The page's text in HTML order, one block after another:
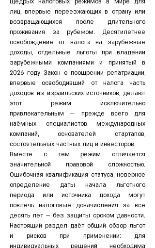
лиц, впервые переезжающих в страну или
возвращающихся после длительного
проживания за рубежом. Десятилетнее
освобождение от налога на зарубежные
доходы, отдельные льготы при владении
зарубежными компаниями и принятый в
2026 году Закон о поощрении репатриации,
впервые освободивший от налога часть
доходов из израильских источников, делают
этот режим исключительно
привлекательным — прежде всего для
наёмных специалистов международных
компаний, основателей стартапов,
состоятельных частных лиц и инвесторов.
Вместе с тем режим отличается
значительной правовой сложностью.
Ошибочная квалификация статуса, неверное
определение даты начала льготного
периода или источника дохода могут
повлечь налоговые доначисления за все
десять лет — без защиты сроком давности.
Настоящий раздел даёт общий обзор льгот
и рисков при применении; для
индивидуальных решений необходима